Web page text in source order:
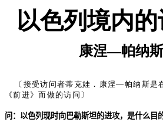
以色列境内
康涅—帕纳斯
〔接受访问者蒂克娃．康涅—帕纳斯
《前进》而做的访问〕
问：以色列现时向巴勒斯坦的进攻，是什么目